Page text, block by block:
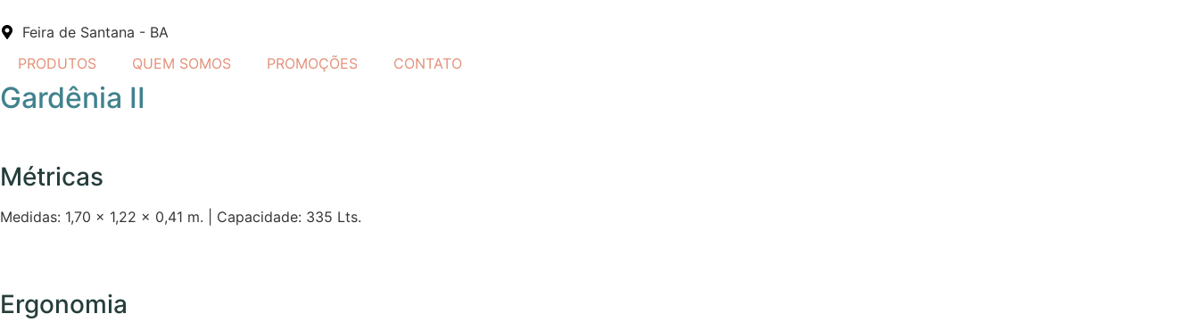
Feira de Santana - BA
PRODUTOS
QUEM SOMOS PROMOÇÕES CONTATO
Gardênia II
Métricas
Medidas: 1,70 x 1,22 x 0,41 m. | Capacidade: 335 Lts.
Ergonomia